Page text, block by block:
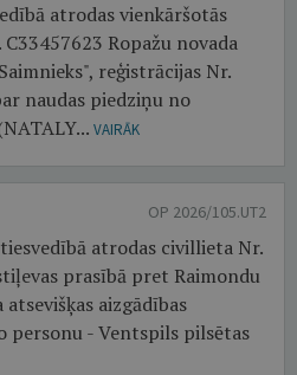
atrodas vienkāršotās
Ropažu novada
reģistrācijas Nr.
naudas piedziņu no
VAIRĀK
OP 2026/105.UT2
atrodas civillieta Nr.
prasībā pret Raimondu
aizgādības
personu - Ventspils pilsētas